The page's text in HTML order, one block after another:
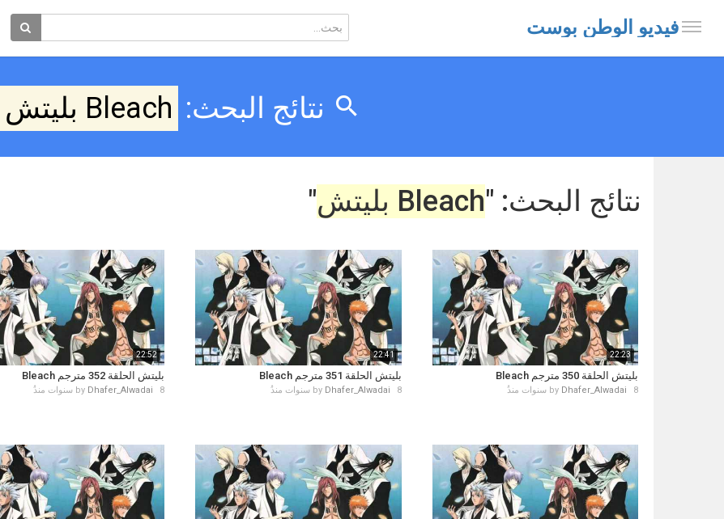
فيديو الوطن بوست
نتائج البحث: Bleach بليتش
نتائج البحث: "Bleach بليتش "
22:23
بليتش الحلقة 350 مترجم Bleach
by Dhafer_Alwadai 8 سنوات منذُ
22:41
بليتش الحلقة 351 مترجم Bleach
by Dhafer_Alwadai 8 سنوات منذُ
22:52
بليتش الحلقة 352 مترجم Bleach
by Dhafer_Alwadai 8 سنوات منذُ